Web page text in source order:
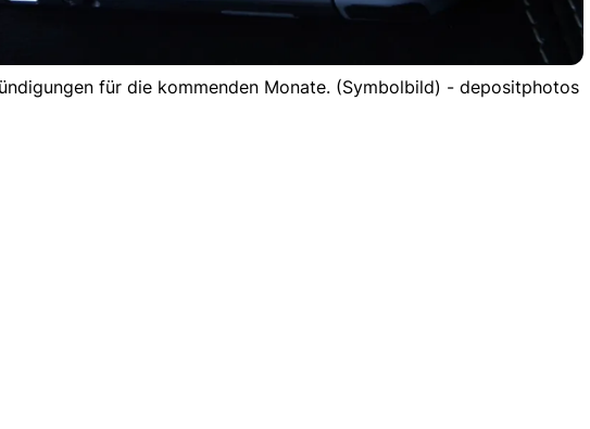
für die kommenden Monate. (Symbolbild) - depositphotos